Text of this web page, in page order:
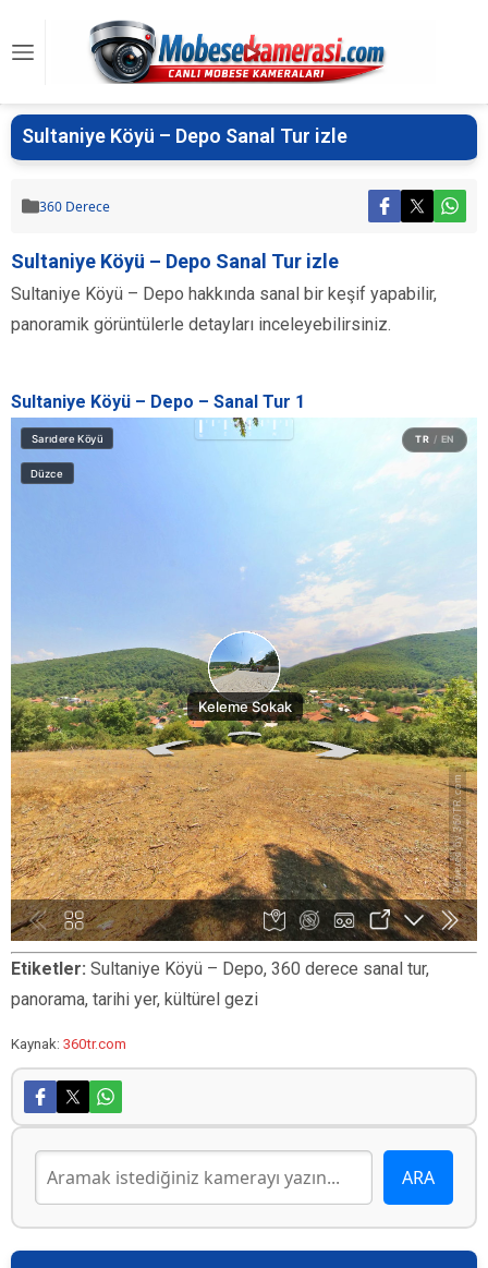
Sultaniye Köyü – Depo Sanal Tur izle
360 Derece
Sultaniye Köyü – Depo Sanal Tur izle
Sultaniye Köyü – Depo hakkında sanal bir keşif yapabilir,
panoramik görüntülerle detayları inceleyebilirsiniz.
Sultaniye Köyü – Depo – Sanal Tur 1
Etiketler: Sultaniye Köyü – Depo, 360 derece sanal tur,
panorama, tarihi yer, kültürel gezi
Kaynak: 360tr.com